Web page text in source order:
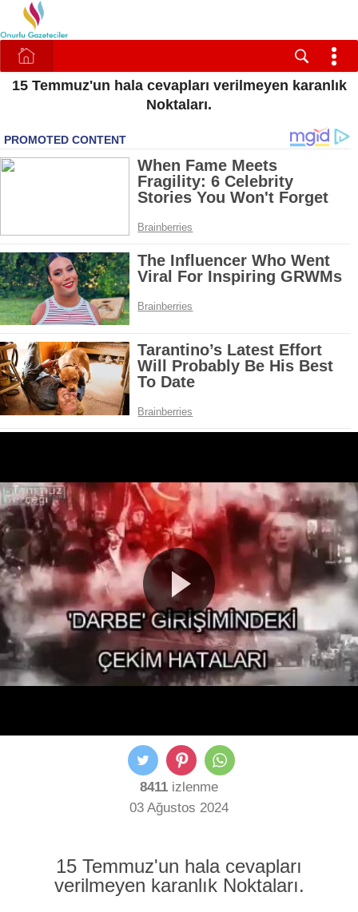
15 Temmuz'un hala cevapları verilmeyen karanlık
Noktaları.
8411 izlenme
03 Ağustos 2024
15 Temmuz'un hala cevapları
verilmeyen karanlık Noktaları.